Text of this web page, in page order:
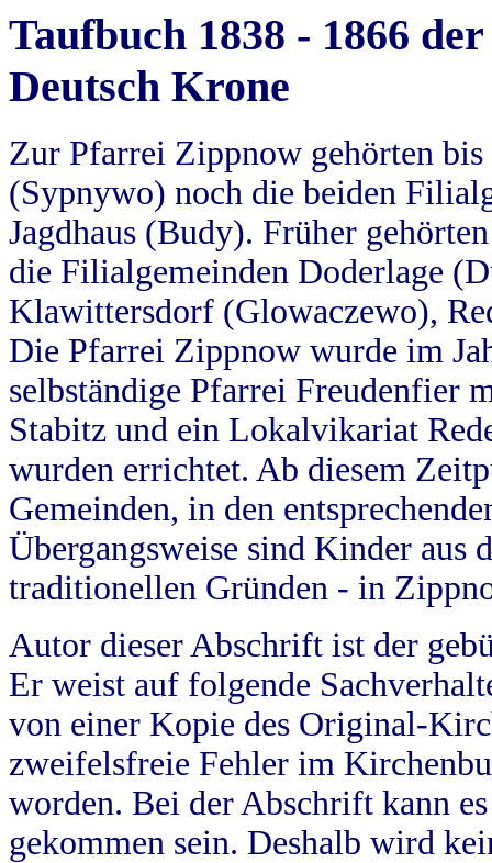
Taufbuch 1838 - 1866
Deutsch Krone
Zur Pfarrei Zippnow gehörten
(Sypnywo) noch die beiden
Jagdhaus (Budy). Früher
die Filialgemeinden Doderlage
Klawittersdorf (Glowaczewo),
Die Pfarrei Zippnow wurde im
selbständige Pfarrei Freudenfier
Stabitz und ein Lokalvikariat
wurden errichtet. Ab diesem
Gemeinden, in den
Übergangsweise sind Kinder aus
traditionellen Gründen - in
Autor dieser Abschrift ist der
Er weist auf folgende
von einer Kopie des Original-
zweifelsfreie Fehler im
worden. Bei der Abschrift kann
gekommen sein. Deshalb wird